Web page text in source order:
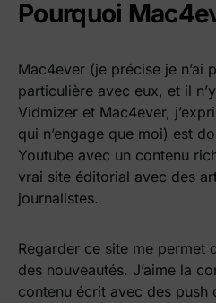
Pourquoi
Mac4ever (je précise je n’ai
particulière avec eux, et il
Vidmizer et Mac4ever,
qui n’engage que moi) est
Youtube avec un contenu
vrai site éditorial avec des
journalistes.
Regarder ce site me permet
des nouveautés. J’aime la
contenu écrit avec des push